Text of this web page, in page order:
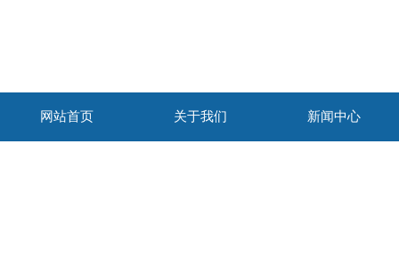
网站首页 关于我们 新闻中心